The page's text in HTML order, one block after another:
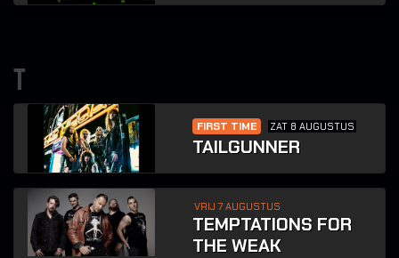
t
FIRST TIME ZAT 8 AUGUSTUS
TAILGUNNER
VRIJ 7 AUGUSTUS
TEMPTATIONS FOR
THE WEAK